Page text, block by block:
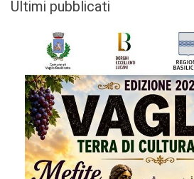
Ultimi pubblicati